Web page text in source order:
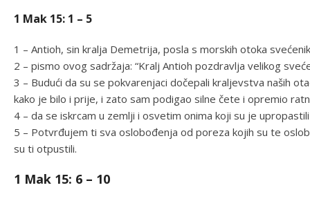
1 Mak 15: 1 – 5
1 – Antioh, sin kralja Demetrija, posla s morskih otoka
2 – pismo ovog sadržaja: “Kralj Antioh pozdravlja velikog
3 – Budući da su se pokvarenjaci dočepali kraljevstva naših
kako je bilo i prije, i zato sam podigao silne čete i opremio
4 – da se iskrcam u zemlji i osvetim onima koji su je
5 – Potvrđujem ti sva oslobođenja od poreza kojih su te
su ti otpustili.
1 Mak 15: 6 – 10